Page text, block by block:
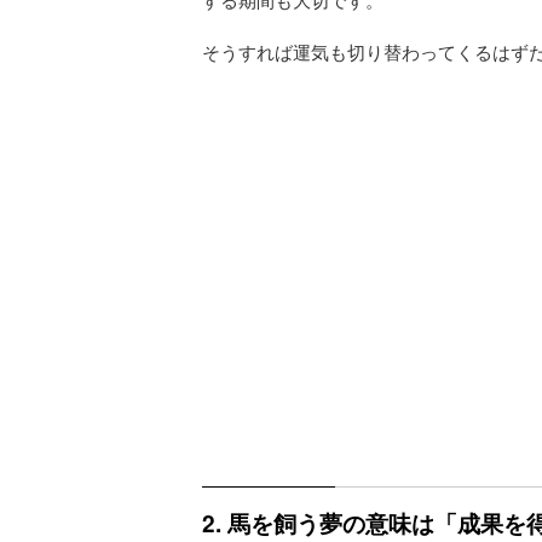
そうすれば運気も切り替わってくるはずだ
2. 馬を飼う夢の意味は「成果を